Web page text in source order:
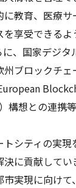
に教育、医療
を享受できる
、国家デジタ
州ブロックチ
構想との連携
トシティの実
決に貢献して
市実現に向け